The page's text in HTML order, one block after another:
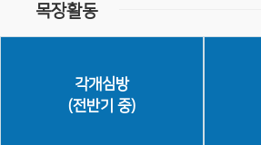
목장활동
각개심방
(전반기 중)